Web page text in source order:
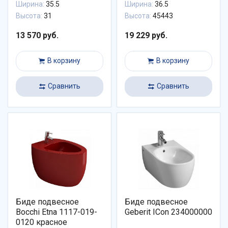
Ширина: 35.5
Высота: 31
13 570 руб.
В корзину
Сравнить
Ширина: 36.5
Высота: 45443
19 229 руб.
В корзину
Сравнить
Биде подвесное
Bocchi Etna 1117-019-
0120 красное
Биде подвесное
Geberit ICon 234000000